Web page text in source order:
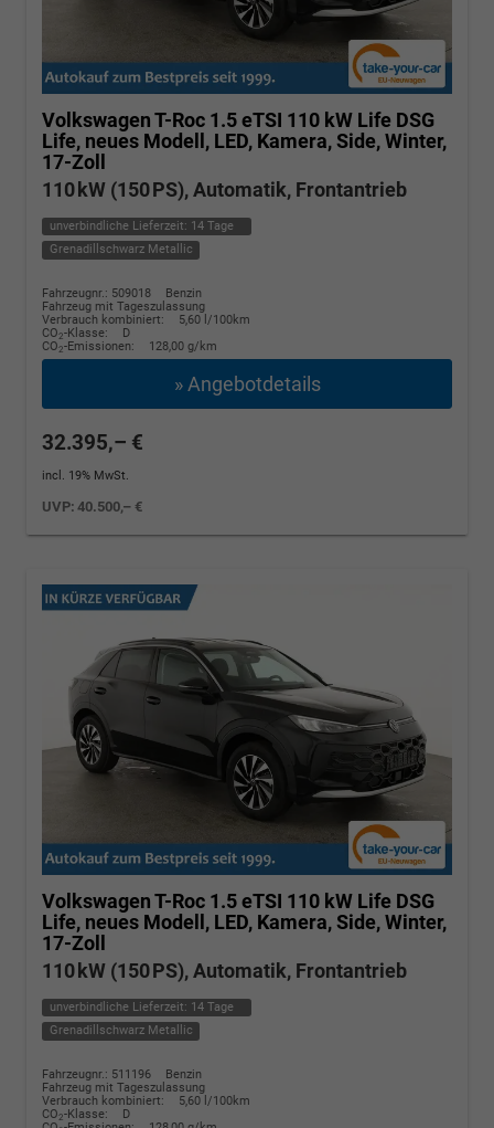
Volkswagen T-Roc 1.5 eTSI 110 kW Life DSG
Life, neues Modell, LED, Kamera, Side, Winter,
17-Zoll
110 kW (150 PS), Automatik, Frontantrieb
unverbindliche Lieferzeit: 14 Tage
Grenadillschwarz Metallic
Fahrzeugnr.: 509018
Benzin
Fahrzeug mit Tageszulassung
Verbrauch kombiniert:
5,60 l/100km
CO2-Klasse:
D
CO2-Emissionen: 128,00 g/km
» Angebotdetails
32.395,– €
incl. 19% MwSt.
UVP:40.500,– €
Volkswagen T-Roc 1.5 eTSI 110 kW Life DSG
Life, neues Modell, LED, Kamera, Side, Winter,
17-Zoll
110 kW (150 PS), Automatik, Frontantrieb
unverbindliche Lieferzeit: 14 Tage
Grenadillschwarz Metallic
Fahrzeugnr.: 511196
Benzin
Fahrzeug mit Tageszulassung
Verbrauch kombiniert:
5,60 l/100km
CO2-Klasse:
D